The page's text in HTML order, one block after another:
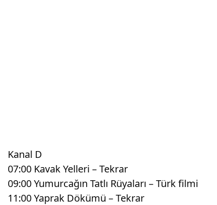
Kanal D
07:00 Kavak Yelleri – Tekrar
09:00 Yumurcağın Tatlı Rüyaları – Türk filmi
11:00 Yaprak Dökümü – Tekrar